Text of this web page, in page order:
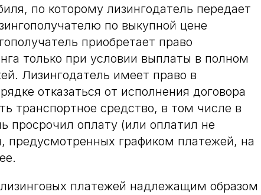
по которому лизингодатель передает
по выкупной цене
приобретает право
только при условии выплаты в полном
Лизингодатель имеет право в
отказаться от исполнения договора
транспортное средство, в том числе в
просрочил оплату (или оплатил не
предусмотренных графиком платежей, на
платежей надлежащим образом